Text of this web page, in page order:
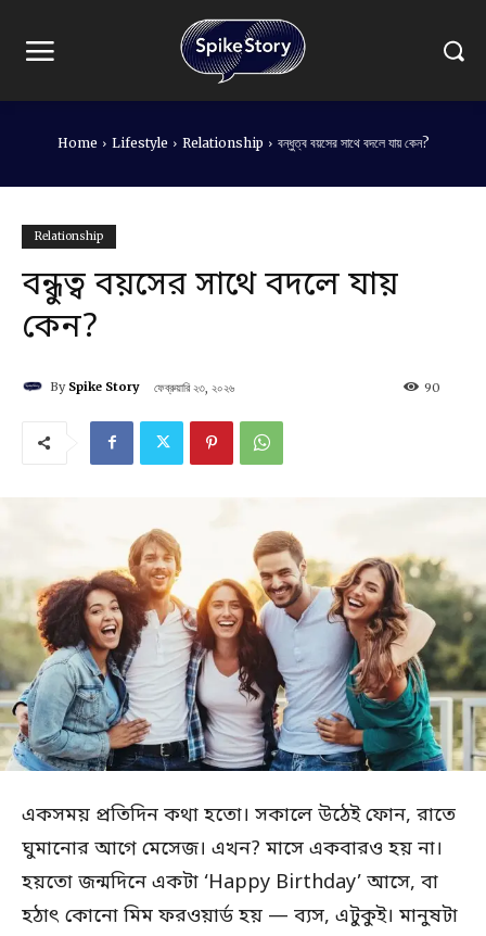
Home Lifestyle Relationship বন্ধুত্ব বয়সের সাথে বদলে যায় কেন?
Relationship
বন্ধুত্ব বয়সের সাথে বদলে যায়
কেন?
By Spike Story ফেব্রুয়ারি ২৩, ২০২৬ 90
একসময় প্রতিদিন কথা হতো। সকালে উঠেই ফোন, রাতে
ঘুমানোর আগে মেসেজ। এখন? মাসে একবারও হয় না।
হয়তো জন্মদিনে একটা ‘Happy Birthday’ আসে, বা
হঠাৎ কোনো মিম ফরওয়ার্ড হয় — ব্যস, এটুকুই। মানুষটা